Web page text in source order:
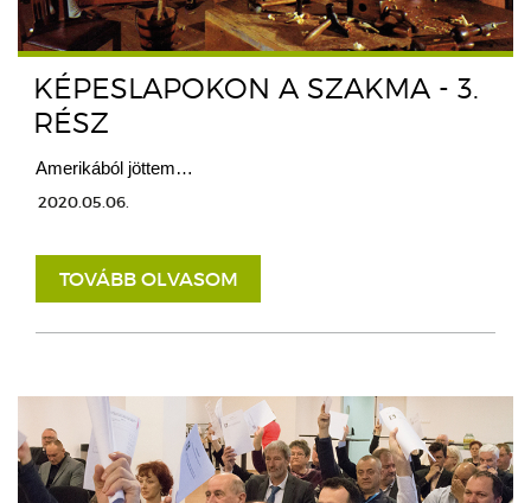
KÉPESLAPOKON A SZAKMA - 3.
RÉSZ
Amerikából jöttem…
2020.05.06.
TOVÁBB OLVASOM